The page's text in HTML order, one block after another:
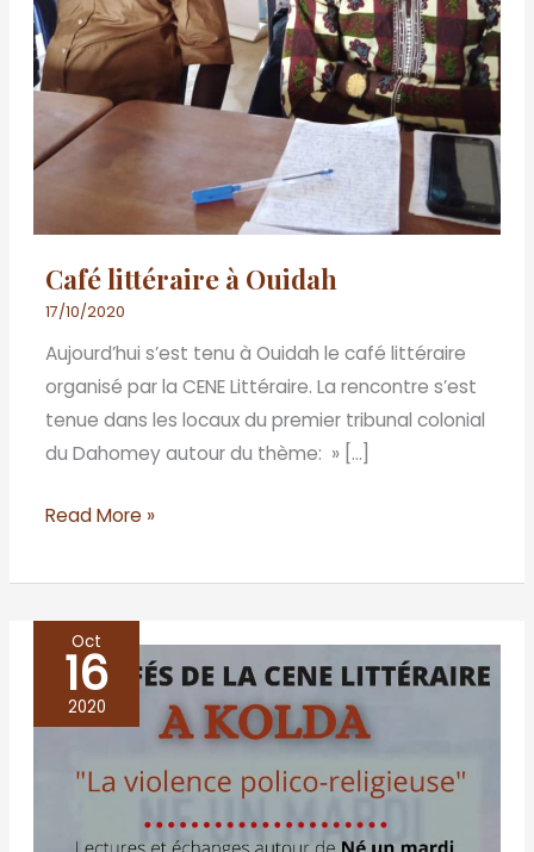
Café littéraire à Ouidah
17/10/2020
Aujourd’hui s’est tenu à Ouidah le café littéraire
organisé par la CENE Littéraire. La rencontre s’est
tenue dans les locaux du premier tribunal colonial
du Dahomey autour du thème: » […]
Read More »
Oct
16
2020
Café
littéraire
KOLDA